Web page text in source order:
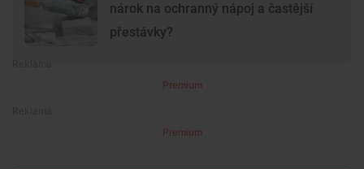
nárok na ochranný nápoj a častější
přestávky?
Premium
Premium